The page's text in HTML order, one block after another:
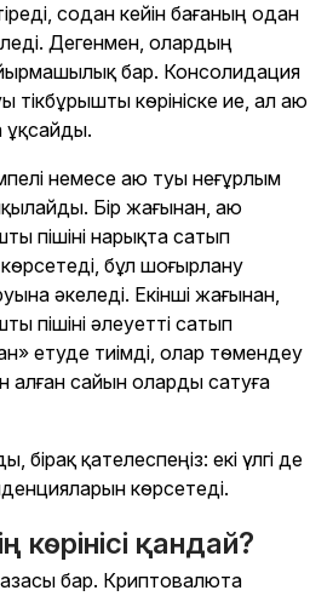
содан кейін бағаның одан
Дегенмен, олардың
бар. Консолидация
тікбұрышты көрініске ие, ал аю
ұқсайды.
немесе аю туы неғұрлым
Бір жағынан, аю
пішіні нарықта сатып
бұл шоғырлану
әкеледі. Екінші жағынан,
пішіні әлеуетті сатып
етуде тиімді, олар төмендеу
алған сайын оларды сатуға
бірақ қателеспеңіз: екі үлгі де
көрсетеді.
көрінісі қандай?
бар. Криптовалюта